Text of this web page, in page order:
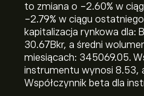
to zmiana o ‎-2.60‎% w
‎-2.79‎% w ciągu
kapitalizacja rynkowa dla:
30.67B‎kr‎, a średni
miesiącach: 345069.05.
instrumentu wynosi 8.53,
Współczynnik beta dla